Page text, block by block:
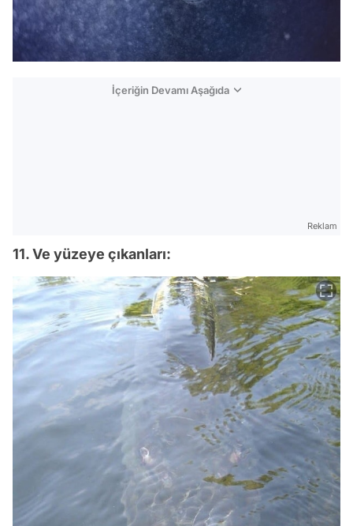
İçeriğin Devamı Aşağıda
Reklam
11. Ve yüzeye çıkanları: